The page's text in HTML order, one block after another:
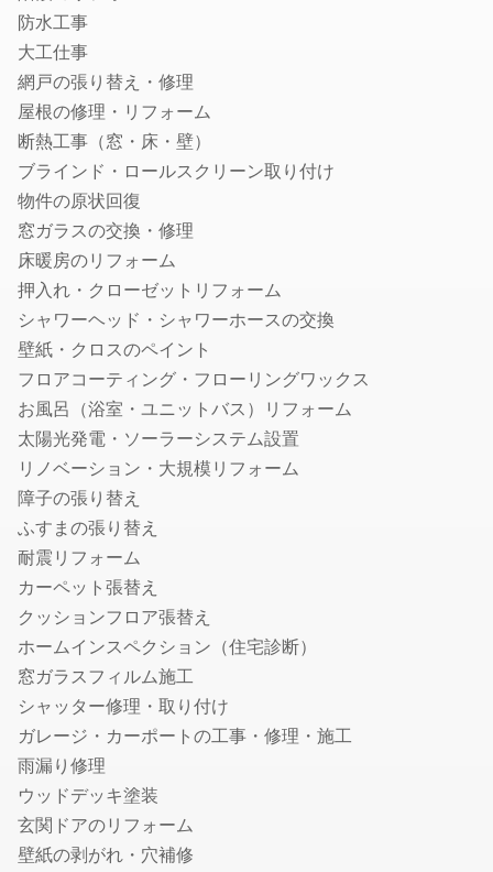
就業規則・社内規定・36協定作成の社労士
入退社・保険手続きの社労士
顧問社労士
年度更新・算定基礎の社労士
弁理士
特許事務所・特許出願に強い弁理士
意匠登録に強い事務所・弁理士
商標登録・出願に強い事務所・弁理士
カメラマン
結婚式の写真撮影
フォトウエディング・前撮りの出張撮影
家族写真・記念写真の出張撮影
遺影・生前撮影
成人式写真の前撮り・出張撮影
ニューボーンフォトの出張撮影
マタニティフォトの出張撮影
七五三写真の出張撮影
婚活写真・お見合い写真撮影
お宮参り写真の出張撮影
動画撮影
セミナー・講演会・イベント動画撮影
鍵・防犯対策
鍵交換・修理
鍵開け・鍵屋
盗聴器・盗撮器の調査・発見
行政書士
防水工事
大工仕事
網戸の張り替え・修理
屋根の修理・リフォーム
断熱工事（窓・床・壁）
ブラインド・ロールスクリーン取り付け
物件の原状回復
窓ガラスの交換・修理
床暖房のリフォーム
押入れ・クローゼットリフォーム
シャワーヘッド・シャワーホースの交換
壁紙・クロスのペイント
フロアコーティング・フローリングワックス
お風呂（浴室・ユニットバス）リフォーム
太陽光発電・ソーラーシステム設置
リノベーション・大規模リフォーム
障子の張り替え
ふすまの張り替え
耐震リフォーム
カーペット張替え
クッションフロア張替え
ホームインスペクション（住宅診断）
窓ガラスフィルム施工
シャッター修理・取り付け
ガレージ・カーポートの工事・修理・施工
雨漏り修理
ウッドデッキ塗装
玄関ドアのリフォーム
壁紙の剥がれ・穴補修